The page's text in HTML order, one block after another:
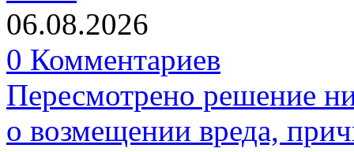
06.08.2026
0 Комментариев
Пересмотрено решение
о возмещении вреда,